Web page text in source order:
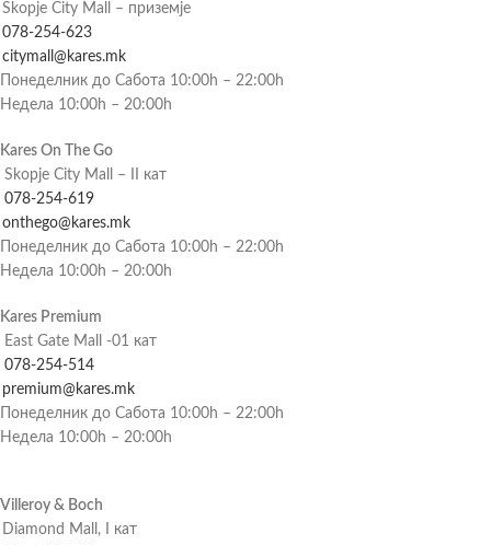
Skopje City Mall – приземје
078-254-623
citymall@kares.mk
Понеделник до Сабота 10:00h – 22:00h
Недела 10:00h – 20:00h
Kares On The Go
Skopje City Mall – II кат
078-254-619
onthego@kares.mk
Понеделник до Сабота 10:00h – 22:00h
Недела 10:00h – 20:00h
Kares Premium
East Gate Mall -01 кат
078-254-514
premium@kares.mk
Понеделник до Сабота 10:00h – 22:00h
Недела 10:00h – 20:00h
Villeroy & Boch
Diamond Mall, I кат